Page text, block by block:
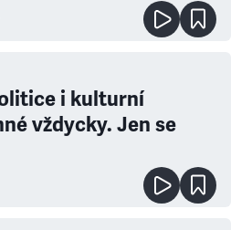
i kulturní
vždycky. Jen se